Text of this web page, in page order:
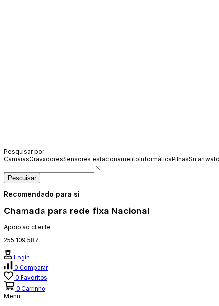
Pesquisar por
CamarasGravadoresSensores estacionamentoInformáticaPilhas
Pesquisar
Recomendado para si
Chamada para rede fixa Nacional
Apoio ao cliente
255 109 587
Login
0 Comparar
0 Favoritos
0 Carrinho
Menu